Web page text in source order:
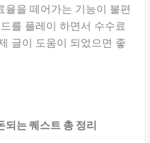
율을 떼어가는 기능이 불편
를 플레이 하면서 수수료
글이 도움이 되었으면 좋
되는 퀘스트 총 정리